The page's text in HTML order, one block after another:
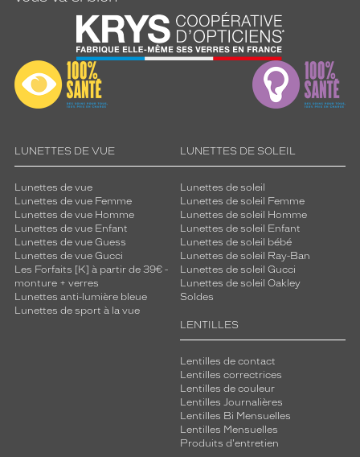
LUNETTES DE VUE
Lunettes de vue
Lunettes de vue Femme
Lunettes de vue Homme
Lunettes de vue Enfant
Lunettes de vue Guess
Lunettes de vue Gucci
Les Forfaits [K] à partir de 39€ -
monture + verres
Lunettes anti-lumière bleue
Lunettes de sport à la vue
LUNETTES DE SOLEIL
Lunettes de soleil
Lunettes de soleil Femme
Lunettes de soleil Homme
Lunettes de soleil Enfant
Lunettes de soleil bébé
Lunettes de soleil Ray-Ban
Lunettes de soleil Gucci
Lunettes de soleil Oakley
Soldes
LENTILLES
Lentilles de contact
Lentilles correctrices
Lentilles de couleur
Lentilles Journalières
Lentilles Bi Mensuelles
Lentilles Mensuelles
Produits d'entretien